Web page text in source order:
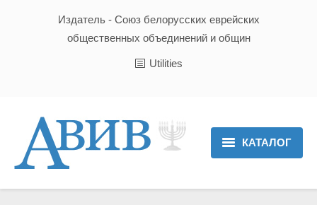
Издатель - Союз белорусских еврейских
общественных объединений и общин
Utilities
КАТАЛОГ